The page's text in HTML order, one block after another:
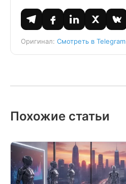
Оригинал: Смотреть в Telegram
Похожие статьи